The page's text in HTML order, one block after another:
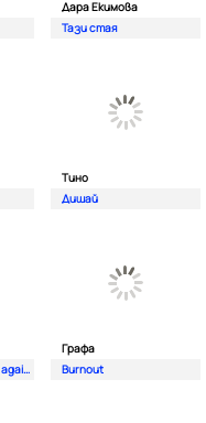
Дара Екимова
Тази стая
Тино
Дишай
sad girl summer (not again)
Графа
Burnout